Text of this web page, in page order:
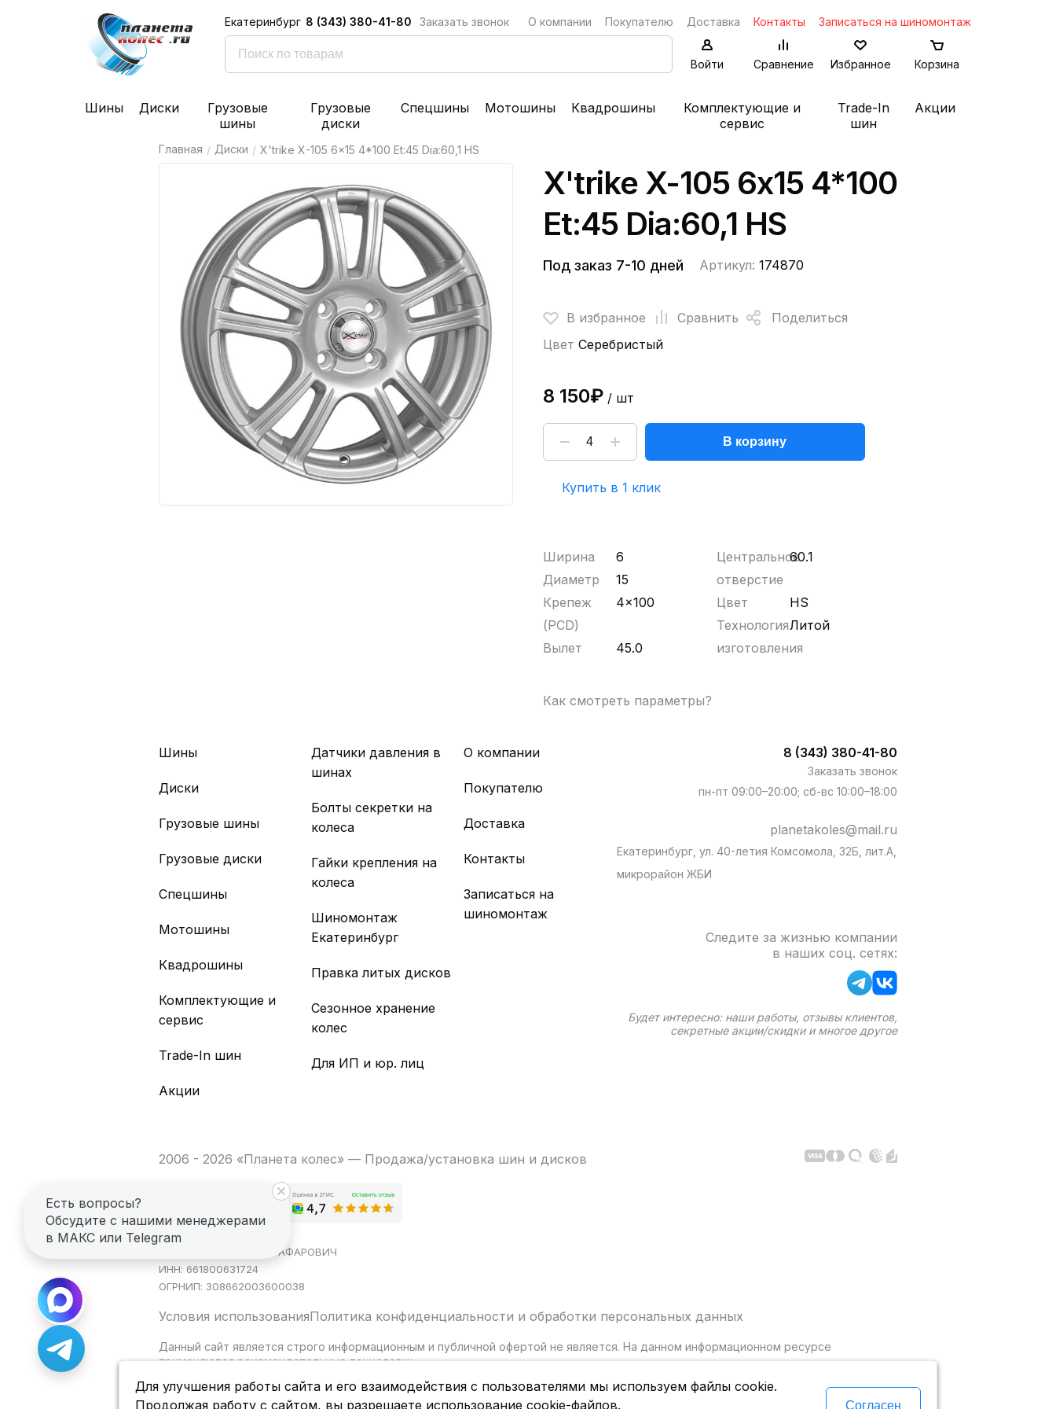
Екатеринбург 8 (343) 380-41-80 Заказать звонок О компании Покупателю Доставка Контакты Записаться на шиномонтаж
Войти Сравнение Избранное Корзина
Шины Диски
Грузовые
шины
Грузовые
диски
Спецшины Мотошины Квадрошины
Комплектующие и
сервис
Trade-In
шин
Акции
Главная / Диски / X'trike X-105 6x15 4*100 Et:45 Dia:60,1 HS
X'trike X-105 6x15 4*100
Et:45 Dia:60,1 HS
Под заказ 7-10 дней Артикул: 174870
В избранное Сравнить
Поделиться
Цвет Серебристый
8 150₽/ шт
В корзину
Купить в 1 клик
Ширина
6
Диаметр
15
Крепеж
(PCD)
4x100
Вылет 45.0
Центральное
отверстие
60.1
Цвет
HS
Технология
изготовления
Литой
Как смотреть параметры?
Шины
Диски
Грузовые шины
Грузовые диски
Спецшины
Мотошины
Квадрошины
Комплектующие и
сервис
Trade-In шин
Акции
Датчики давления в
шинах
Болты секретки на
колеса
Гайки крепления на
колеса
Шиномонтаж
Екатеринбург
Правка литых дисков
Сезонное хранение
колес
Для ИП и юр. лиц
О компании
Покупателю
Доставка
Контакты
Записаться на
шиномонтаж
8 (343) 380-41-80
Заказать звонок
пн-пт 09:00–20:00; сб-вс 10:00–18:00
planetakoles@mail.ru
Екатеринбург, ул. 40-летия Комсомола, 32Б, лит.А,
микрорайон ЖБИ
Следите за жизнью компании
в наших соц. сетях:
Будет интересно: наши работы, отзывы клиентов,
секретные акции/скидки и многое другое
2006 - 2026 «Планета колес» — Продажа/установка шин и дисков
ИП САГДЕЕВ ДИНАР ЯГАФАРОВИЧ
ИНН: 661800631724
ОГРНИП: 308662003600038
Условия использованияПолитика конфиденциальности и обработки персональных данных
Данный сайт является строго информационным и публичной офертой не является. На данном информационном ресурсе
применяются рекомендательные технологии.
Есть вопросы?
Обсудите с нашими менеджерами
в МАКС или Telegram
Для улучшения работы сайта и его взаимодействия с пользователями мы используем файлы cookie.
Продолжая работу с сайтом, вы разрешаете использование cookie-файлов.
Согласен